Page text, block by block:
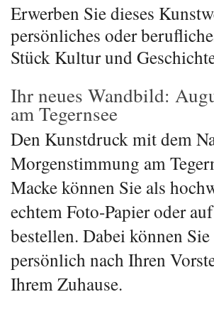
Erwerben Sie dieses
persönliches oder
Stück Kultur und
Ihr neues Wandbild:
am Tegernsee
Den Kunstdruck mit dem
Morgenstimmung am
Macke können Sie als
echtem Foto-Papier oder
bestellen. Dabei können
persönlich nach Ihren
Ihrem Zuhause.